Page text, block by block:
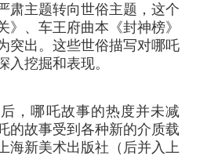
肃主题转向世俗主题，这个
》、车王府曲本《封神榜》
突出。这些世俗描写对哪吒
入挖掘和表现。
，哪吒故事的热度并未减
的故事受到各种新的介质载
海新美术出版社（后并入上